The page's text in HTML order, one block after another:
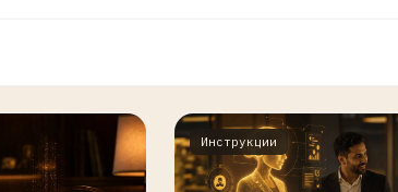
Инструкции